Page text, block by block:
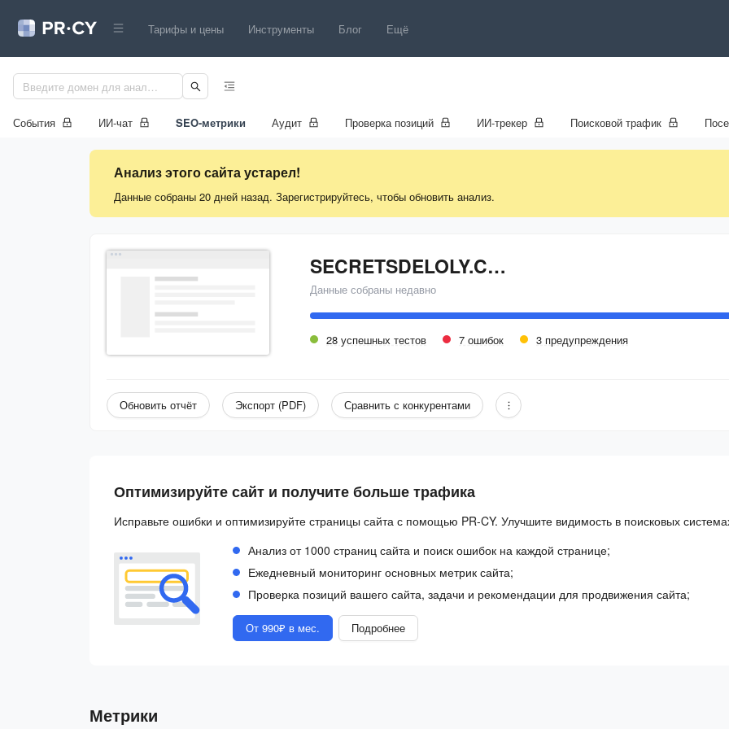
Тарифы и цены Инструменты Блог Ещё
События ИИ-чат SEO-метрики Аудит Проверка позиций ИИ-трекер Поисковой трафик
Анализ этого сайта устарел!
Данные собраны 20 дней назад. Зарегистрируйтесь, чтобы обновить анализ.
SECRETSDELOLY.COM
Данные собраны недавно
28 успешных тестов 7 ошибок 3 предупреждения
Обновить отчёт Экспорт (PDF) Сравнить с конкурентами
Оптимизируйте сайт и получите больше трафика
Исправьте ошибки и оптимизируйте страницы сайта с помощью PR-CY. Улучшите видимость в поисковых
Анализ от 1000 страниц сайта и поиск ошибок на каждой странице;
Ежедневный мониторинг основных метрик сайта;
Проверка позиций вашего сайта, задачи и рекомендации для продвижения сайта;
От 990₽ в мес. Подробнее
Метрики